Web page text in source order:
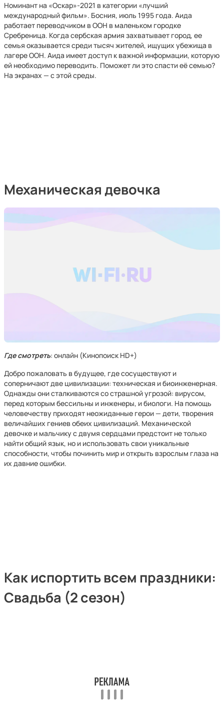
Номинант на «Оскар»-2021 в категории «лучший
международный фильм». Босния, июль 1995 года. Аида
работает переводчиком в ООН в маленьком городке
Сребреница. Когда сербская армия захватывает город, ее
семья оказывается среди тысяч жителей, ищущих убежища в
лагере ООН. Аида имеет доступ к важной информации, которую
ей необходимо переводить. Поможет ли это спасти её семью?
На экранах — с этой среды.
Механическая девочка
Где смотреть: онлайн (Кинопоиск HD+)
Добро пожаловать в будущее, где сосуществуют и
соперничают две цивилизации: техническая и биоинженерная.
Однажды они сталкиваются со страшной угрозой: вирусом,
перед которым бессильны и инженеры, и биологи. На помощь
человечеству приходят неожиданные герои — дети, творения
величайших гениев обеих цивилизаций. Механической
девочке и мальчику с двумя сердцами предстоит не только
найти общий язык, но и использовать свои уникальные
способности, чтобы починить мир и открыть взрослым глаза на
их давние ошибки.
Как испортить всем праздники:
Свадьба (2 сезон)